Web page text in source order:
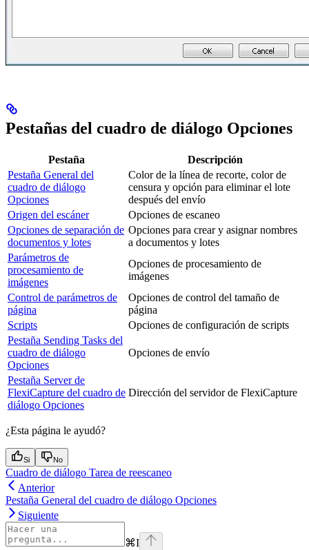
Pestañas del cuadro de diálogo Opciones
Pestaña
Descripción
Pestaña General del
cuadro de diálogo
Opciones
Color de la línea de recorte, color de
censura y opción para eliminar el lote
después del envío
Origen del escáner
Opciones de escaneo
Opciones de separación de
documentos y lotes
Opciones para crear y asignar nombres
a documentos y lotes
Parámetros de
procesamiento de
imágenes
Opciones de procesamiento de
imágenes
Control de parámetros de
página
Opciones de control del tamaño de
página
Scripts
Opciones de configuración de scripts
Pestaña Sending Tasks del
cuadro de diálogo
Opciones
Opciones de envío
Pestaña Server de
FlexiCapture del cuadro de
diálogo Opciones
Dirección del servidor de FlexiCapture
¿Esta página le ayudó?
Si No
Cuadro de diálogo Tarea de reescaneo
Anterior
Pestaña General del cuadro de diálogo Opciones
Siguiente
⌘I